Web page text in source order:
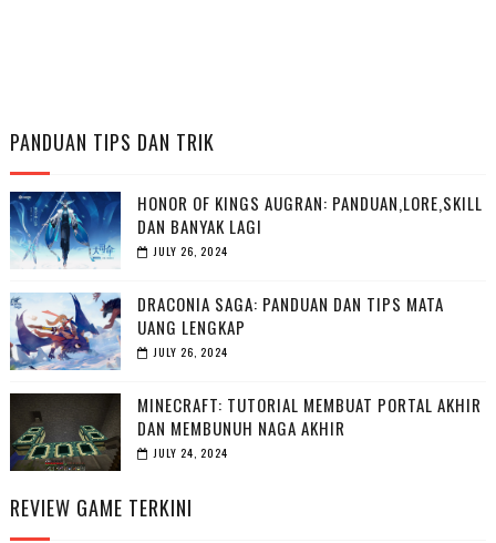
PANDUAN TIPS DAN TRIK
HONOR OF KINGS AUGRAN: PANDUAN,LORE,SKILL
DAN BANYAK LAGI
JULY 26, 2024
DRACONIA SAGA: PANDUAN DAN TIPS MATA
UANG LENGKAP
JULY 26, 2024
MINECRAFT: TUTORIAL MEMBUAT PORTAL AKHIR
DAN MEMBUNUH NAGA AKHIR
JULY 24, 2024
REVIEW GAME TERKINI